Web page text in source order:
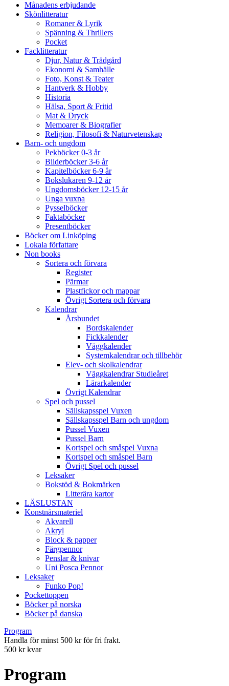
Månadens erbjudande
Skönlitteratur
Romaner & Lyrik
Spänning & Thrillers
Pocket
Facklitteratur
Djur, Natur & Trädgård
Ekonomi & Samhälle
Foto, Konst & Teater
Hantverk & Hobby
Historia
Hälsa, Sport & Fritid
Mat & Dryck
Memoarer & Biografier
Religion, Filosofi & Naturvetenskap
Barn- och ungdom
Pekböcker 0-3 år
Bilderböcker 3-6 år
Kapitelböcker 6-9 år
Bokslukaren 9-12 år
Ungdomsböcker 12-15 år
Unga vuxna
Pysselböcker
Faktaböcker
Presentböcker
Böcker om Linköping
Lokala författare
Non books
Sortera och förvara
Register
Pärmar
Plastfickor och mappar
Övrigt Sortera och förvara
Kalendrar
Årsbundet
Bordskalender
Fickkalender
Väggkalender
Systemkalendrar och tillbehör
Elev- och skolkalendrar
Väggkalendrar Studieåret
Lärarkalender
Övrigt Kalendrar
Spel och pussel
Sällskapsspel Vuxen
Sällskapsspel Barn och ungdom
Pussel Vuxen
Pussel Barn
Kortspel och småspel Vuxna
Kortspel och småspel Barn
Övrigt Spel och pussel
Leksaker
Bokstöd & Bokmärken
Litterära kartor
LÄSLUSTAN
Konstnärsmateriel
Akvarell
Akryl
Block & papper
Färgpennor
Penslar & knivar
Uni Posca Pennor
Leksaker
Funko Pop!
Pockettoppen
Böcker på norska
Böcker på danska
Program
Handla för minst 500 kr för fri frakt.
500 kr kvar
Program